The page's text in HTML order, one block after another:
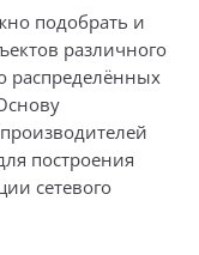
подобрать и
различного
распределённых
построения
сетевого